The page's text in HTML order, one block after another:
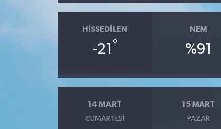
HISSEDILEN
-21°
NEM
%91
14 MART
CUMARTESI
15 MART
PAZAR
Teknoloji